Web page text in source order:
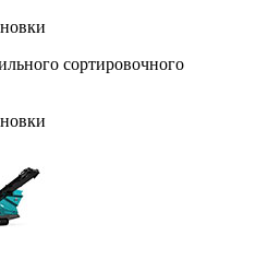
сортировочного